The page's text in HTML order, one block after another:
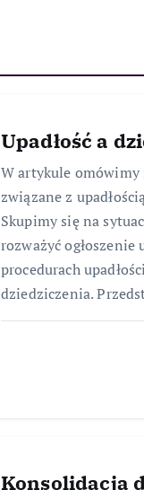
Upadłość a
W artykule omówimy
związane z
Skupimy się na
rozważyć ogłoszenie
procedurach
dziedziczenia.
Konsolidacja